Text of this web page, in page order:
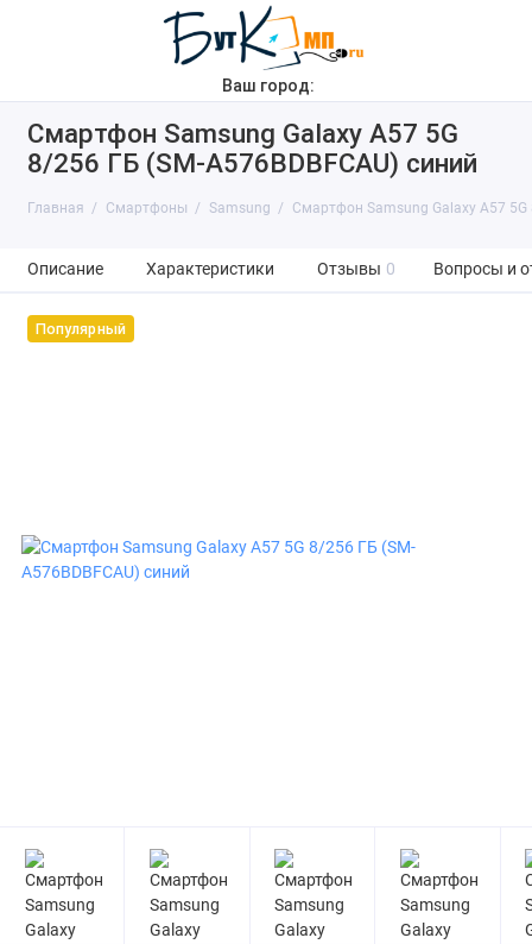
Ваш город:
Смартфон Samsung Galaxy A57 5G
8/256 ГБ (SM-A576BDBFCAU) синий
Главная Смартфоны Samsung Смартфон Samsung Galaxy A57 5G
Описание Характеристики Отзывы 0 Вопросы и
Популярный